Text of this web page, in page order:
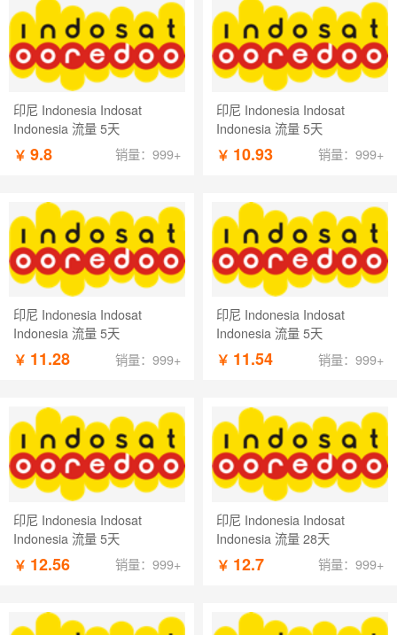
印尼 Indonesia Indosat
Indonesia 流量 5天
￥ 9.8 销量：999+
印尼 Indonesia Indosat
Indonesia 流量 5天
￥ 10.93 销量：999+
印尼 Indonesia Indosat
Indonesia 流量 5天
￥ 11.28 销量：999+
印尼 Indonesia Indosat
Indonesia 流量 5天
￥ 11.54 销量：999+
印尼 Indonesia Indosat
Indonesia 流量 5天
￥ 12.56 销量：999+
印尼 Indonesia Indosat
Indonesia 流量 28天
￥ 12.7 销量：999+